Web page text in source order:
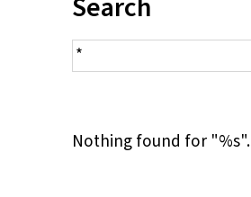
search result
Nothing found for "%s".